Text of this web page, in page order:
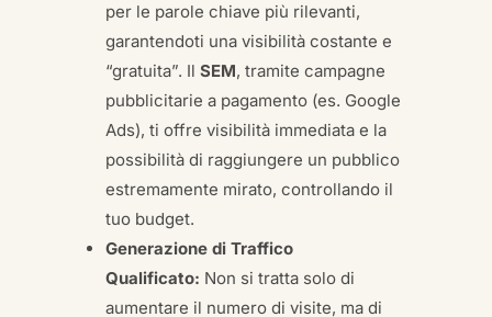
per le parole chiave più rilevanti,
garantendoti una visibilità costante e
“gratuita”. Il SEM, tramite campagne
pubblicitarie a pagamento (es. Google
Ads), ti offre visibilità immediata e la
possibilità di raggiungere un pubblico
estremamente mirato, controllando il
tuo budget.
Generazione di Traffico
Qualificato: Non si tratta solo di
aumentare il numero di visite, ma di